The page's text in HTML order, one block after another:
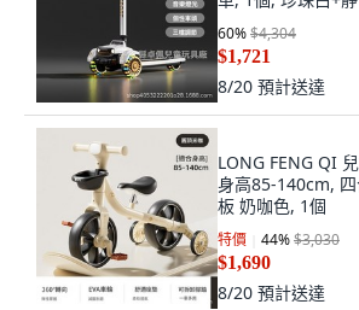
+燈光音樂
60%$4,304
$1,721
8/20 預計送達
LONG FENG QI
身高85-140cm,
板 奶咖色, 1個
特價 44%$3,030
$1,690
8/20 預計送達